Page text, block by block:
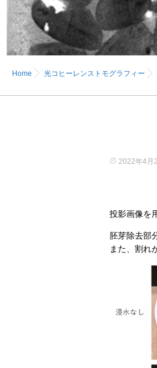
Home 光コヒーレンストモグラフィー
2022年4月
投影画像を
胚芽除去部
また、割れ